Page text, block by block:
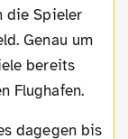
die Spieler
Genau um
bereits
Flughafen.